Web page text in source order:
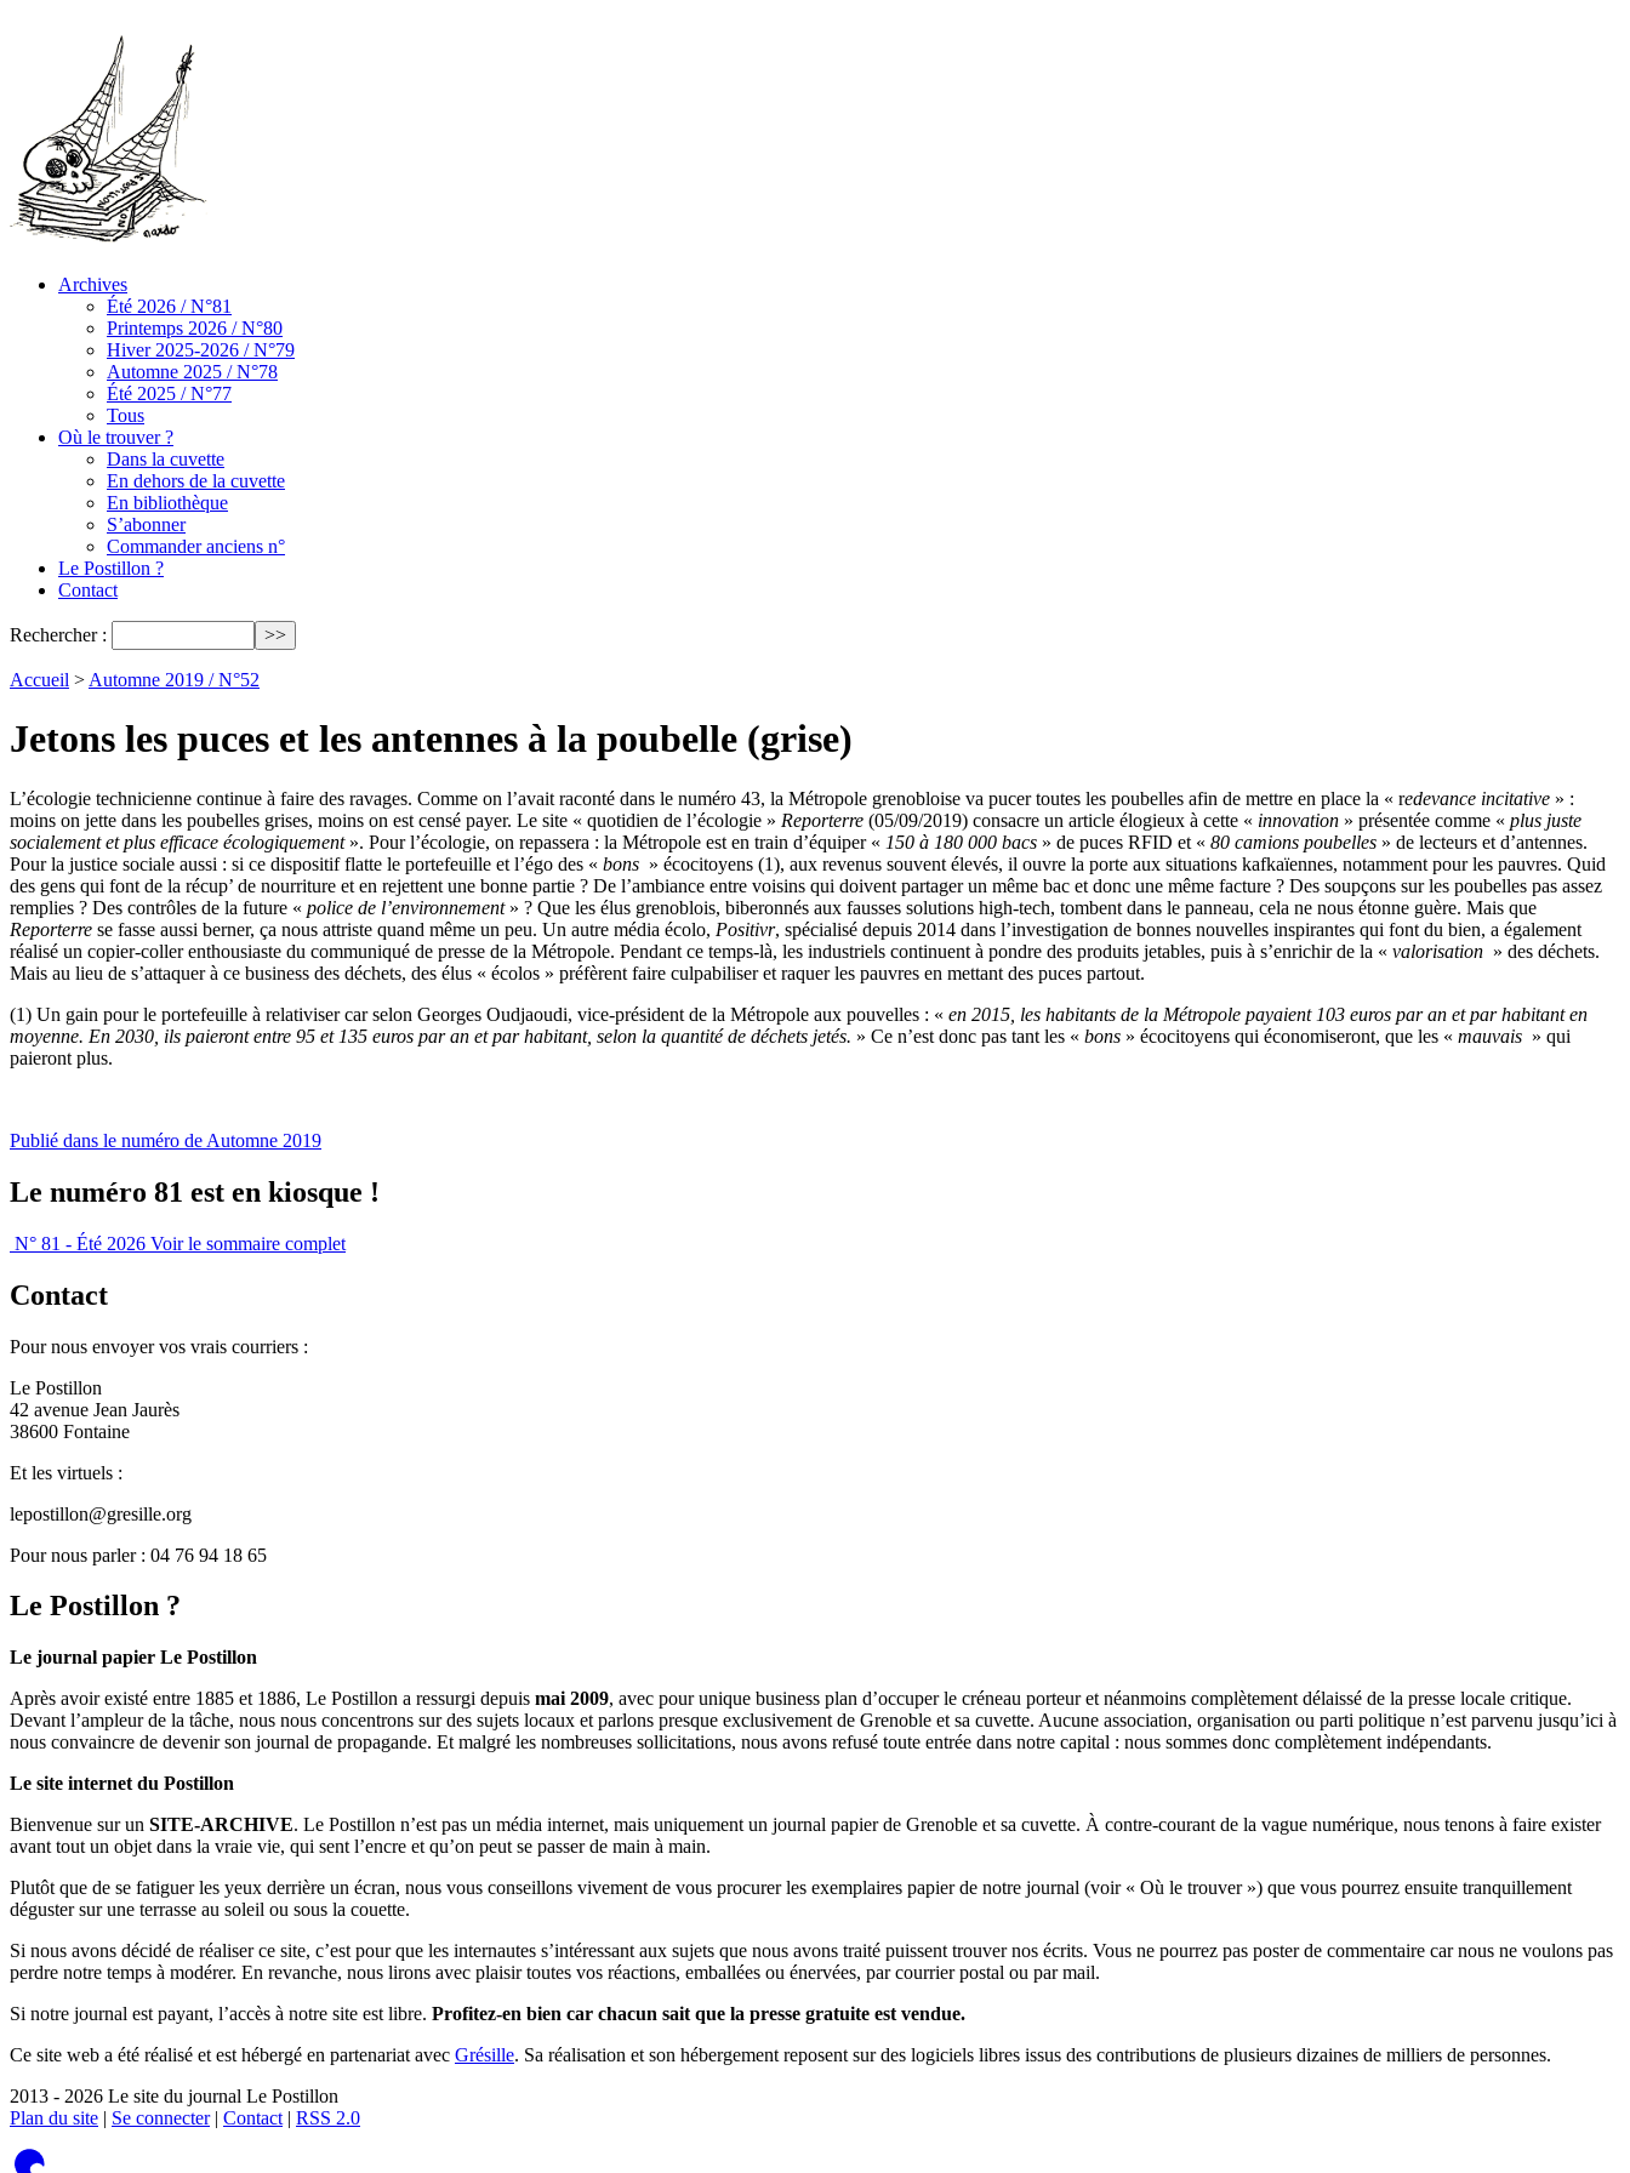
Archives
Été 2026 / N°81
Printemps 2026 / N°80
Hiver 2025-2026 / N°79
Automne 2025 / N°78
Été 2025 / N°77
Tous
Où le trouver ?
Dans la cuvette
En dehors de la cuvette
En bibliothèque
S’abonner
Commander anciens n°
Le Postillon ?
Contact
Rechercher :
Accueil > Automne 2019 / N°52
Jetons les puces et les antennes à la poubelle (grise)
L’écologie technicienne continue à faire des ravages. Comme on l’avait raconté dans le numéro 43, la Métropole grenobloise va pucer toutes les poubelles afin de mettre en place la « redevance incitative » :
moins on jette dans les poubelles grises, moins on est censé payer. Le site « quotidien de l’écologie » Reporterre (05/09/2019) consacre un article élogieux à cette « innovation » présentée comme « plus juste
socialement et plus efficace écologiquement». Pour l’écologie, on repassera : la Métropole est en train d’équiper « 150 à 180 000 bacs » de puces RFID et « 80 camions poubelles » de lecteurs et d’antennes.
Pour la justice sociale aussi : si ce dispositif flatte le portefeuille et l’égo des « bons » écocitoyens (1), aux revenus souvent élevés, il ouvre la porte aux situations kafkaïennes, notamment pour les pauvres. Quid
des gens qui font de la récup’ de nourriture et en rejettent une bonne partie ? De l’ambiance entre voisins qui doivent partager un même bac et donc une même facture ? Des soupçons sur les poubelles pas assez
remplies ? Des contrôles de la future « police de l’environnement» ? Que les élus grenoblois, biberonnés aux fausses solutions high-tech, tombent dans le panneau, cela ne nous étonne guère. Mais que
Reporterre se fasse aussi berner, ça nous attriste quand même un peu. Un autre média écolo, Positivr, spécialisé depuis 2014 dans l’investigation de bonnes nouvelles inspirantes qui font du bien, a également
réalisé un copier-coller enthousiaste du communiqué de presse de la Métropole. Pendant ce temps-là, les industriels continuent à pondre des produits jetables, puis à s’enrichir de la « valorisation » des déchets.
Mais au lieu de s’attaquer à ce business des déchets, des élus « écolos » préfèrent faire culpabiliser et raquer les pauvres en mettant des puces partout.
(1) Un gain pour le portefeuille à relativiser car selon Georges Oudjaoudi, vice-président de la Métropole aux pouvelles : « en 2015, les habitants de la Métropole payaient 103 euros par an et par habitant en
moyenne. En 2030, ils paieront entre 95 et 135 euros par an et par habitant, selon la quantité de déchets jetés. » Ce n’est donc pas tant les « bons » écocitoyens qui économiseront, que les « mauvais » qui
paieront plus.
Publié dans le numéro de Automne 2019
Le numéro 81 est en kiosque !
N° 81 - Été 2026 Voir le sommaire complet
Contact
Pour nous envoyer vos vrais courriers :
Le Postillon
42 avenue Jean Jaurès
38600 Fontaine
Et les virtuels :
lepostillon@gresille.org
Pour nous parler : 04 76 94 18 65
Le Postillon ?
Le journal papier Le Postillon
Après avoir existé entre 1885 et 1886, Le Postillon a ressurgi depuis mai 2009, avec pour unique business plan d’occuper le créneau porteur et néanmoins complètement délaissé de la presse locale critique.
Devant l’ampleur de la tâche, nous nous concentrons sur des sujets locaux et parlons presque exclusivement de Grenoble et sa cuvette. Aucune association, organisation ou parti politique n’est parvenu jusqu’ici à
nous convaincre de devenir son journal de propagande. Et malgré les nombreuses sollicitations, nous avons refusé toute entrée dans notre capital : nous sommes donc complètement indépendants.
Le site internet du Postillon
Bienvenue sur un SITE-ARCHIVE. Le Postillon n’est pas un média internet, mais uniquement un journal papier de Grenoble et sa cuvette. À contre-courant de la vague numérique, nous tenons à faire exister
avant tout un objet dans la vraie vie, qui sent l’encre et qu’on peut se passer de main à main.
Plutôt que de se fatiguer les yeux derrière un écran, nous vous conseillons vivement de vous procurer les exemplaires papier de notre journal (voir « Où le trouver ») que vous pourrez ensuite tranquillement
déguster sur une terrasse au soleil ou sous la couette.
Si nous avons décidé de réaliser ce site, c’est pour que les internautes s’intéressant aux sujets que nous avons traité puissent trouver nos écrits. Vous ne pourrez pas poster de commentaire car nous ne voulons pas
perdre notre temps à modérer. En revanche, nous lirons avec plaisir toutes vos réactions, emballées ou énervées, par courrier postal ou par mail.
Si notre journal est payant, l’accès à notre site est libre. Profitez-en bien car chacun sait que la presse gratuite est vendue.
Ce site web a été réalisé et est hébergé en partenariat avec Grésille. Sa réalisation et son hébergement reposent sur des logiciels libres issus des contributions de plusieurs dizaines de milliers de personnes.
2013 - 2026 Le site du journal Le Postillon
Plan du site | Se connecter| Contact | RSS 2.0